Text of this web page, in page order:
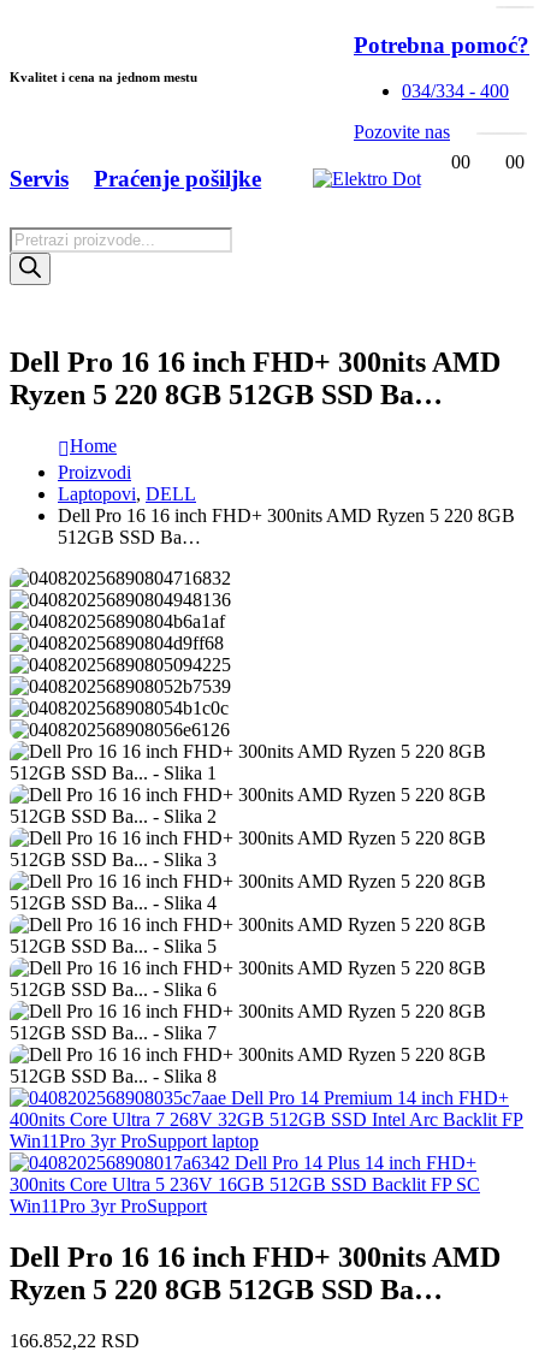
Kvalitet i cena na jednom mestu
Potrebna pomoć?
034/334 - 400
Pozovite nas
Products
search
Servis Praćenje pošiljke
00 00
Dell Pro 16 16 inch FHD+ 300nits AMD
Ryzen 5 220 8GB 512GB SSD Ba…
Home
Proizvodi
Laptopovi, DELL
Dell Pro 16 16 inch FHD+ 300nits AMD Ryzen 5 220 8GB
512GB SSD Ba…
Dell Pro 14 Premium 14 inch FHD+
400nits Core Ultra 7 268V 32GB 512GB SSD Intel Arc Backlit FP
Win11Pro 3yr ProSupport laptop
Dell Pro 14 Plus 14 inch FHD+
300nits Core Ultra 5 236V 16GB 512GB SSD Backlit FP SC
Win11Pro 3yr ProSupport
Dell Pro 16 16 inch FHD+ 300nits AMD
Ryzen 5 220 8GB 512GB SSD Ba…
166.852,22 RSD